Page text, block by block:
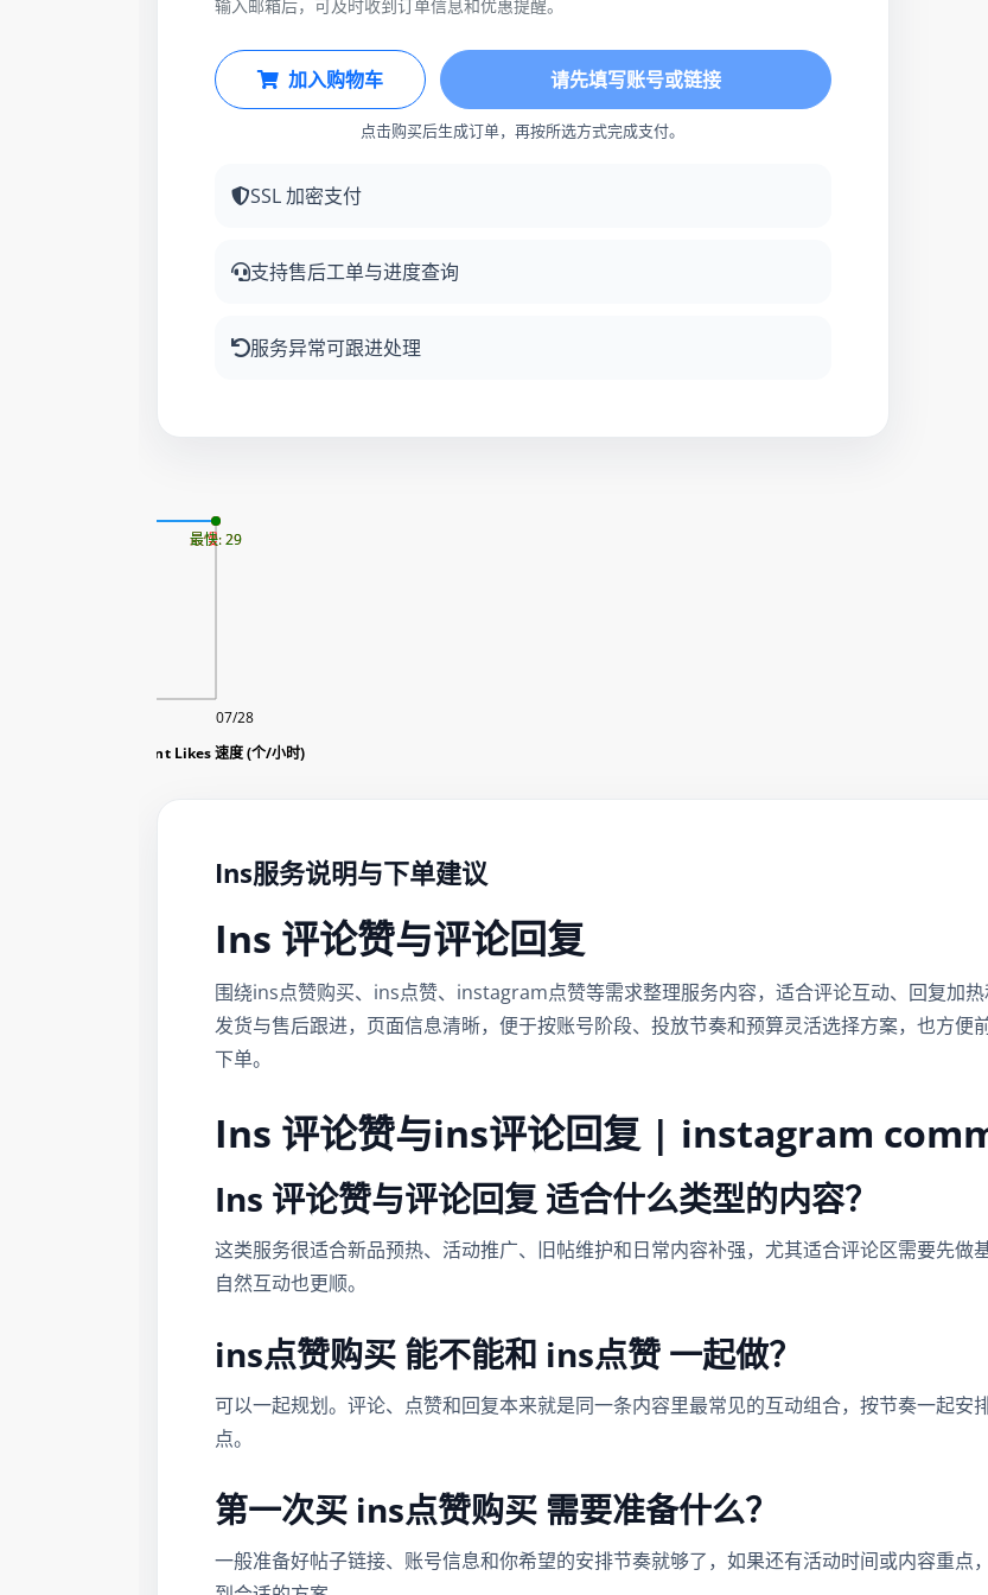
输入邮箱后，可及时收到订单信息和优惠提醒。
加入购物车 请先填写账号或链接
点击购买后生成订单，再按所选方式完成支付。
SSL 加密支付
支持售后工单与进度查询
服务异常可跟进处理
Ins评论赞 Comment Likes 速度 (个/小时)
07/28
最慢: 29
最快: 29
Ins服务说明与下单建议
Ins 评论赞与评论回复
围绕ins点赞购买、ins点赞、instagram点赞等需求整理服务内容，适合评论互动、回复加
发货与售后跟进，页面信息清晰，便于按账号阶段、投放节奏和预算灵活选择方案，也方便
下单。
Ins 评论赞与ins评论回复 | instagram
Ins 评论赞与评论回复 适合什么类型的内容？
这类服务很适合新品预热、活动推广、旧帖维护和日常内容补强，尤其适合评论区需要先做
自然互动也更顺。
ins点赞购买 能不能和 ins点赞 一起做？
可以一起规划。评论、点赞和回复本来就是同一条内容里最常见的互动组合，按节奏一起安
点。
第一次买 ins点赞购买 需要准备什么？
一般准备好帖子链接、账号信息和你希望的安排节奏就够了，如果还有活动时间或内容重点